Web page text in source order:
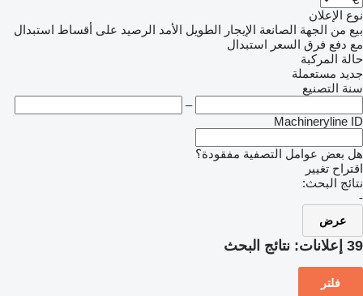
نوع الإعلان
بيع من الجهة الصانعة الإيجار الطويل الأمد الرصيد على أقساط استبدال
مع دفع فرق السعر استبدال
حالة المركبة
جديد مستعملة
سنة التصنيع
–
Machineryline ID
هل بعض عوامل التصفية مفقودة؟
اقتراح تغيير
نتائج البحث:
-
عرض
39 إعلانات: نتائج البحث
فلتر